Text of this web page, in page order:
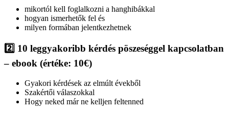
mikortól kell foglalkozni a hanghibákkal
hogyan ismerhetők fel és
milyen formában jelentkezhetnek
2️⃣ 10 leggyakoribb kérdés pöszeséggel kapcsolatban
– ebook (értéke: 10€)
Gyakori kérdések az elmúlt évekből
Szakértői válaszokkal
Hogy neked már ne kelljen feltenned